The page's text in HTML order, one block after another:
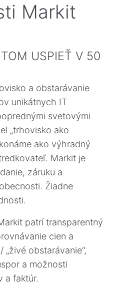
Markit
USPIEŤ V 50
a obstarávanie
unikátnych IT
svetovými
„trhovisko ako
ako výhradný
Markit je
záruku a
Žiadne
patrí transparentný
cien a
obstarávanie“,
a možnosti
a faktúr.